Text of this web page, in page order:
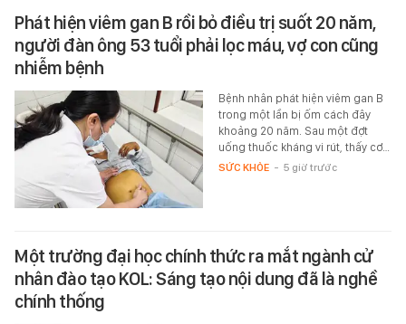
Phát hiện viêm gan B rồi bỏ điều trị suốt 20 năm,
người đàn ông 53 tuổi phải lọc máu, vợ con cũng
nhiễm bệnh
Bệnh nhân phát hiện viêm gan B
trong một lần bị ốm cách đây
khoảng 20 năm. Sau một đợt
uống thuốc kháng vi rút, thấy cơ…
SỨC KHỎE - 5 giờ trước
Một trường đại học chính thức ra mắt ngành cử
nhân đào tạo KOL: Sáng tạo nội dung đã là nghề
chính thống